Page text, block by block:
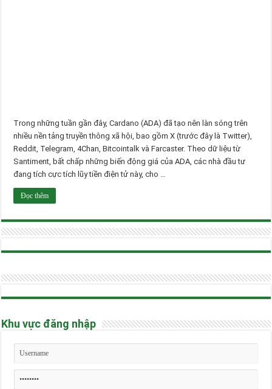
Trong những tuần gần đây, Cardano (ADA) đã tạo nên làn sóng trên
nhiều nền tảng truyền thông xã hội, bao gồm X (trước đây là Twitter),
Reddit, Telegram, 4Chan, Bitcointalk và Farcaster. Theo dữ liệu từ
Santiment, bất chấp những biến động giá của ADA, các nhà đầu tư
đang tích cực tích lũy tiền điện tử này, cho …
Đọc thêm
Khu vực đăng nhập